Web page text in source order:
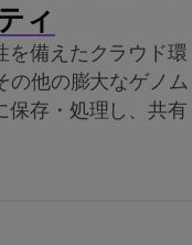
ィ
を備えたクラウド環
の他の膨大なゲノム
保存・処理し、共有